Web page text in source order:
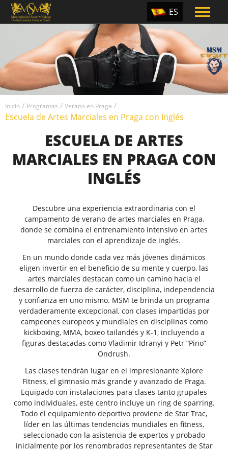
EN
ES
TR
PT
UA
RU
Inicio / Programas / Verano en Praga /
Escuela de Artes Marciales en Praga con Inglés
ESCUELA DE ARTES
MARCIALES EN PRAGA CON
INGLÉS
Descubre una experiencia extraordinaria con el
campamento de verano de artes marciales en Praga,
donde se combina el entrenamiento intensivo en artes
marciales con el aprendizaje de inglés.
En un mundo donde cada vez más jóvenes dinámicos
eligen invertir en el beneficio de su mente y cuerpo, las
artes marciales destacan como un camino hacia el
desarrollo de fuerza de carácter, disciplina, independencia
y confianza en uno mismo. MSM te brinda un programa
verdaderamente excepcional, con clases impartidas por
campeones europeos y mundiales en disciplinas como
kickboxing, MMA, boxeo tailandés y K-1, incluyendo a
figuras destacadas como Vladimir Idranyi y Petr “Pino”
Ondrush.
Las clases tendrán lugar en el impresionante Xplore
Fitness, el gimnasio más grande y avanzado de Praga.
Equipado con instalaciones para clases tanto grupales
como individuales, este centro incluye un ring de sparring.
Todo el equipamiento deportivo proviene de Star Trac,
líder en las últimas tendencias mundiales en fitness,
seleccionado con la asistencia de expertos y probado
inicialmente por los renombrados representantes de Star